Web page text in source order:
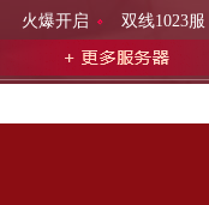
火爆开启 双线1023服